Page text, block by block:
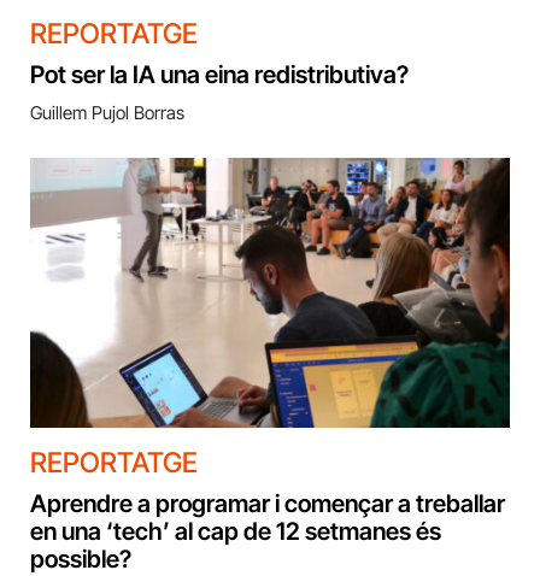
REPORTATGE
Pot ser la IA una eina redistributiva?
Guillem Pujol Borras
REPORTATGE
Aprendre a programar i començar a treballar
en una ‘tech’ al cap de 12 setmanes és
possible?